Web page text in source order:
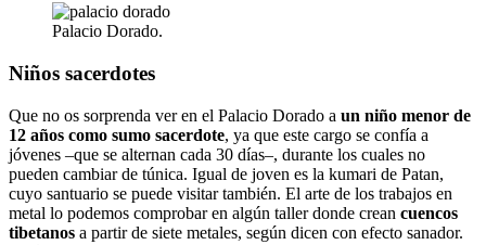
Palacio Dorado.
Niños sacerdotes
Que no os sorprenda ver en el Palacio Dorado a un niño menor de
12 años como sumo sacerdote, ya que este cargo se confía a
jóvenes –que se alternan cada 30 días–, durante los cuales no
pueden cambiar de túnica. Igual de joven es la kumari de Patan,
cuyo santuario se puede visitar también. El arte de los trabajos en
metal lo podemos comprobar en algún taller donde crean cuencos
tibetanos a partir de siete metales, según dicen con efecto sanador.